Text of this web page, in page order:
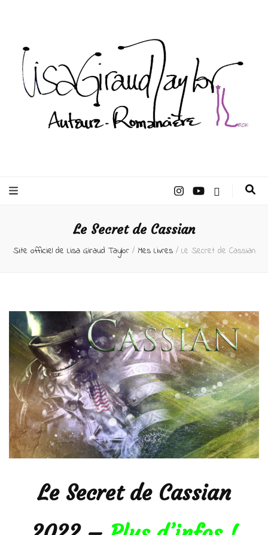
Taylor –
Auteur
Le Secret de Cassian
Site officiel de Lisa Giraud Taylor / Mes Livres / Le Secret de Cassian
Le Secret de Cassian